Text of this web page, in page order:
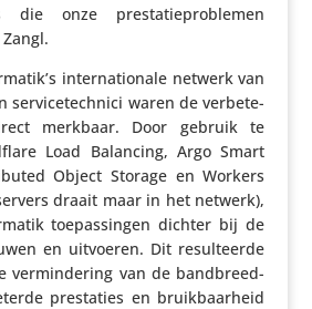
die onze pres­ta­tie­pro­blemen
inter­na­ti­o­nale netwerk van
servi­ce­tech­nici waren de verbe­te­
merkbaar. Door gebruik te
Load Balancing, Argo Smart
Object Storage en Workers
draait maar in het netwerk),
toepas­singen dichter bij de
en uitvoeren. Dit resul­teerde
vermin­de­ring van de band­breed­
pres­ta­ties en bruik­baar­heid